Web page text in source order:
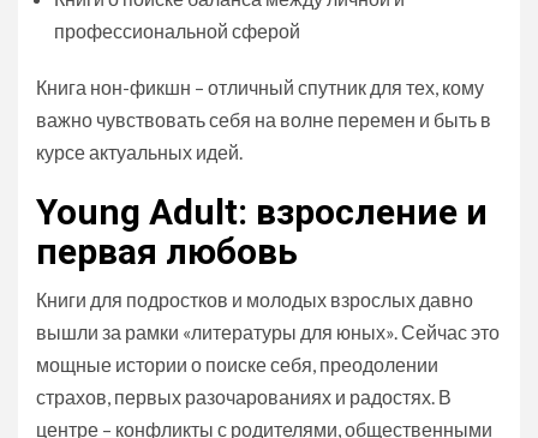
профессиональной сферой
Книга нон-фикшн – отличный спутник для тех, кому
важно чувствовать себя на волне перемен и быть в
курсе актуальных идей.
Young Adult: взросление и
первая любовь
Книги для подростков и молодых взрослых давно
вышли за рамки «литературы для юных». Сейчас это
мощные истории о поиске себя, преодолении
страхов, первых разочарованиях и радостях. В
центре – конфликты с родителями, общественными